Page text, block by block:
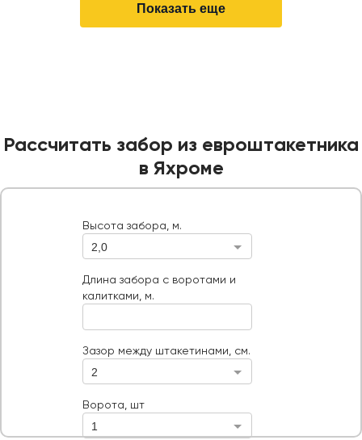
Показать еще
Рассчитать забор из евроштакетника
в Яхроме
Высота забора, м.
2,0
Длина забора с воротами и
калитками, м.
Зазор между штакетинами, см.
2
Ворота, шт
1
Высота забора, м.
Длина забора с воротами и калитками, м.
Тип ворот